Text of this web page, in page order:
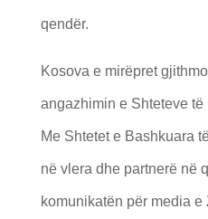
qendër.
Kosova e mirëpret
angazhimin e Shteteve
Me Shtetet e Bashkuara
në vlera dhe partnerë në
komunikatën për media e